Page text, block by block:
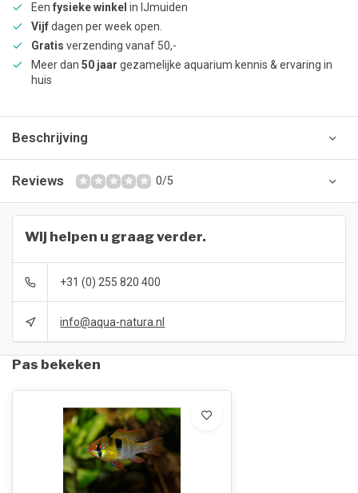
Een fysieke winkel in IJmuiden
Vijfdagen per week open.
Gratis verzending vanaf 50,-
Meer dan 50 jaar gezamelijke aquarium kennis & ervaring in
huis
Beschrijving
Reviews 0/5
Wij helpen u graag verder.
+31 (0) 255 820 400
info@aqua-natura.nl
Pas bekeken